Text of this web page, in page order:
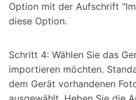
Option mit der Aufschrift
diese Option.
Schritt 4: Wählen Sie das
importieren möchten.
dem Gerät vorhandenen